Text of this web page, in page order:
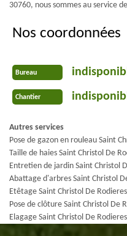
30760, nous sommes au service
Nos coordonnées
Bureau
Chantier
Autres services
Pose de gazon en rouleau Saint
Taille de haies Saint Christol De
Entretien de jardin Saint Christol
Abattage d'arbres Saint Christol
Etêtage Saint Christol De
Pose de clôture Saint Christol De
Elagage Saint Christol De